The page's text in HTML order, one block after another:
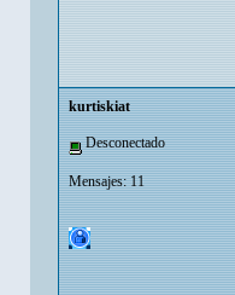
kurtiskiat
Desconectado
Mensajes: 11